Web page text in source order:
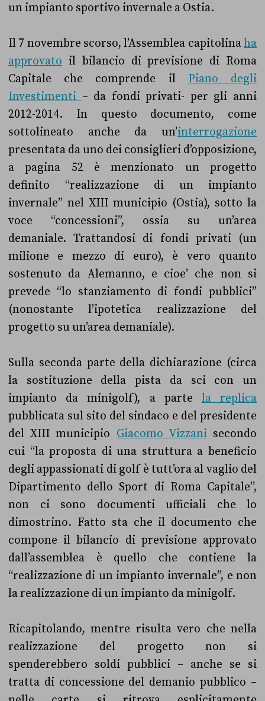
un impianto sportivo invernale a Ostia.
Il 7 novembre scorso, l’Assemblea capitolinaha
approvato il bilancio di previsione di Roma
Capitale che comprende il Piano degli
Investimenti – da fondi privati- per gli anni
2012-2014. In questo documento, come
sottolineato anche da un’interrogazione
presentata da uno dei consiglieri d’opposizione,
a pagina 52 è menzionato un progetto
definito “realizzazione di un impianto
invernale” nel XIII municipio (Ostia), sotto la
voce “concessioni”, ossia su un’area
demaniale. Trattandosi di fondi privati (un
milione e mezzo di euro), è vero quanto
sostenuto da Alemanno, e cioe’ che non si
prevede “lo stanziamento di fondi pubblici”
(nonostante l’ipotetica realizzazione del
progetto su un’area demaniale).
Sulla seconda parte della dichiarazione (circa
la sostituzione della pista da sci con un
impianto da minigolf), a parte la replica
pubblicata sul sito del sindaco e del presidente
del XIII municipio Giacomo Vizzanisecondo
cui “la proposta di una struttura a beneficio
degli appassionati di golf è tutt’ora al vaglio del
Dipartimento dello Sport di Roma Capitale”,
non ci sono documenti ufficiali che lo
dimostrino. Fatto sta che il documento che
compone il bilancio di previsione approvato
dall’assemblea è quello che contiene la
“realizzazione di un impianto invernale”, e non
la realizzazione di un impianto da minigolf.
Ricapitolando, mentre risulta vero che nella
realizzazione del progetto non si
spenderebbero soldi pubblici – anche se si
tratta di concessione del demanio pubblico –